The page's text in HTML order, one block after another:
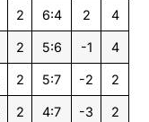
2 6:4 2 4
2 5:6 -1 4
2 5:7 -2 2
2 4:7 -3 2